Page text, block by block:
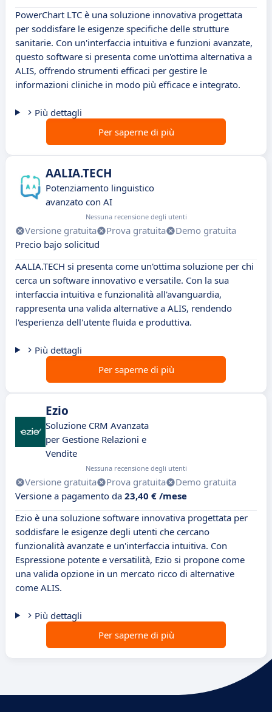
PowerChart LTC è una soluzione innovativa progettata
per soddisfare le esigenze specifiche delle strutture
sanitarie. Con un'interfaccia intuitiva e funzioni avanzate,
questo software si presenta come un'ottima alternativa a
ALIS, offrendo strumenti efficaci per gestire le
informazioni cliniche in modo più efficace e integrato.
Più dettagli
Per saperne di più
AALIA.TECH
Potenziamento linguistico
avanzato con AI
Nessuna recensione degli utenti
Versione gratuita Prova gratuita
Demo gratuita
Precio bajo solicitud
AALIA.TECH si presenta come un'ottima soluzione per chi
cerca un software innovativo e versatile. Con la sua
interfaccia intuitiva e funzionalità all'avanguardia,
rappresenta una valida alternative a ALIS, rendendo
l'esperienza dell'utente fluida e produttiva.
Più dettagli
Per saperne di più
Ezio
Soluzione CRM Avanzata
per Gestione Relazioni e
Vendite
Nessuna recensione degli utenti
Versione gratuita Prova gratuita
Demo gratuita
Versione a pagamento da 23,40 € /mese
Ezio è una soluzione software innovativa progettata per
soddisfare le esigenze degli utenti che cercano
funzionalità avanzate e un'interfaccia intuitiva. Con
Espressione potente e versatilità, Ezio si propone come
una valida opzione in un mercato ricco di alternative
come ALIS.
Più dettagli
Per saperne di più